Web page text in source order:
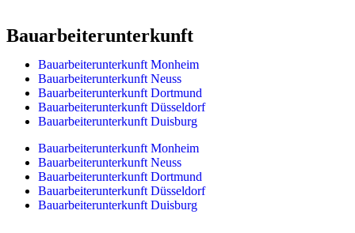
Bauarbeiterunterkunft
Bauarbeiterunterkunft Monheim
Bauarbeiterunterkunft Neuss
Bauarbeiterunterkunft Dortmund
Bauarbeiterunterkunft Düsseldorf
Bauarbeiterunterkunft Duisburg
Bauarbeiterunterkunft Monheim
Bauarbeiterunterkunft Neuss
Bauarbeiterunterkunft Dortmund
Bauarbeiterunterkunft Düsseldorf
Bauarbeiterunterkunft Duisburg